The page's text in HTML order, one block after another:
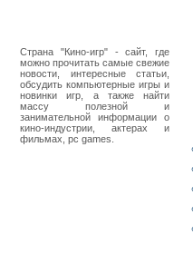
Страна "Кино-игр" - сайт, где
можно прочитать самые свежие
новости, интересные статьи,
обсудить компьютерные игры и
новинки игр, а также найти
массу полезной и
занимательной информации о
кино-индустрии, актерах и
фильмах, pc games.